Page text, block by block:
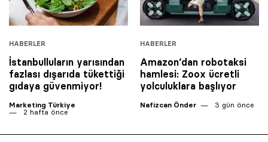
HABERLER
İstanbulluların yarısından
fazlası dışarıda tükettiği
gıdaya güvenmiyor!
Marketing Türkiye
2 hafta önce
HABERLER
Amazon’dan robotaksi
hamlesi: Zoox ücretli
yolculuklara başlıyor
Nafizcan Önder 3 gün önce